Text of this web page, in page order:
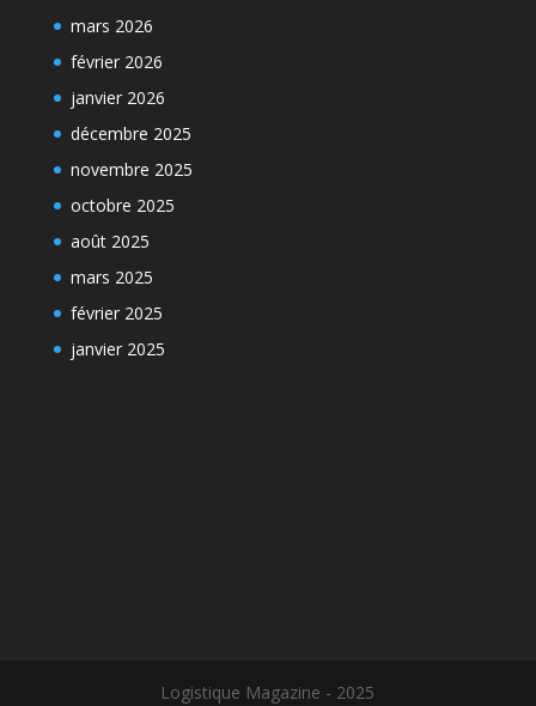
mars 2026
février 2026
janvier 2026
décembre 2025
novembre 2025
octobre 2025
août 2025
mars 2025
février 2025
janvier 2025
Logistique Magazine - 2025